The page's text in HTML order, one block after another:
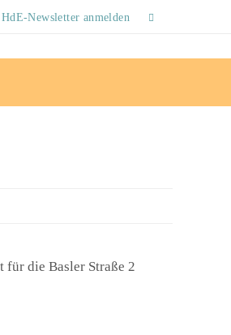
Newsletter anmelden
für die Basler Straße 2